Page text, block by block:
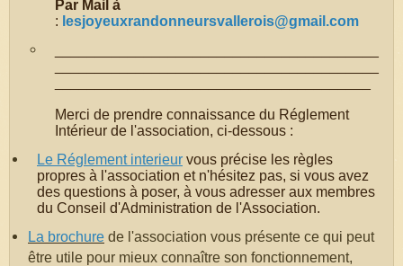
Par Mail à
: lesjoyeuxrandonneursvallerois@gmail.com
Merci de prendre connaissance du Réglement
Intérieur de l'association, ci-dessous :
Le Réglement interieur vous précise les règles
propres à l'association et n'hésitez pas, si vous avez
des questions à poser, à vous adresser aux membres
du Conseil d'Administration de l'Association.
La brochure de l'association vous présente ce qui peut
être utile pour mieux connaître son fonctionnement,